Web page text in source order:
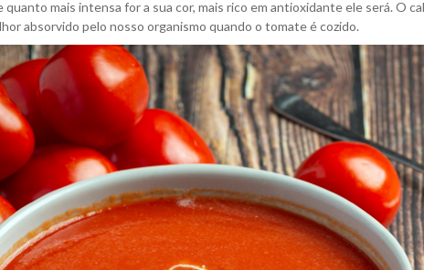
quanto mais intensa for a sua cor, mais rico em antioxidante ele será. O
absorvido pelo nosso organismo quando o tomate é cozido.